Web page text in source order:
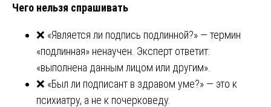
Чего нельзя спрашивать
❌ «Является ли подпись подлинной?» — термин
«подлинная» ненаучен. Эксперт ответит:
«выполнена данным лицом или другим».
❌ «Был ли подписант в здравом уме?» — это к
психиатру, а не к почерковеду.